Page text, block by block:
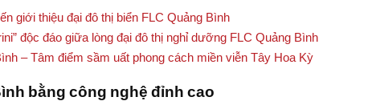
giới thiệu đại đô thị biển FLC Quảng Bình
độc đáo giữa lòng đại đô thị nghỉ dưỡng FLC Quảng Bình
– Tâm điểm sầm uất phong cách miền viễn Tây Hoa Kỳ
bằng công nghệ đỉnh cao